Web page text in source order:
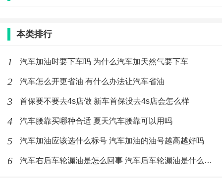
本类排行
1 汽车加油时要下车吗 为什么汽车加天然气要下车
2 汽车怎么开更省油 有什么办法让汽车省油
3 首保要不要去4s店做 新车首保没去4s店会怎么样
4 汽车腰靠买哪种合适 夏天汽车腰靠可以用吗
5 汽车加油应该选什么标号 汽车加油的油号越高越好吗
6 汽车右后车轮漏油是怎么回事 汽车后车轮漏油是什么原因